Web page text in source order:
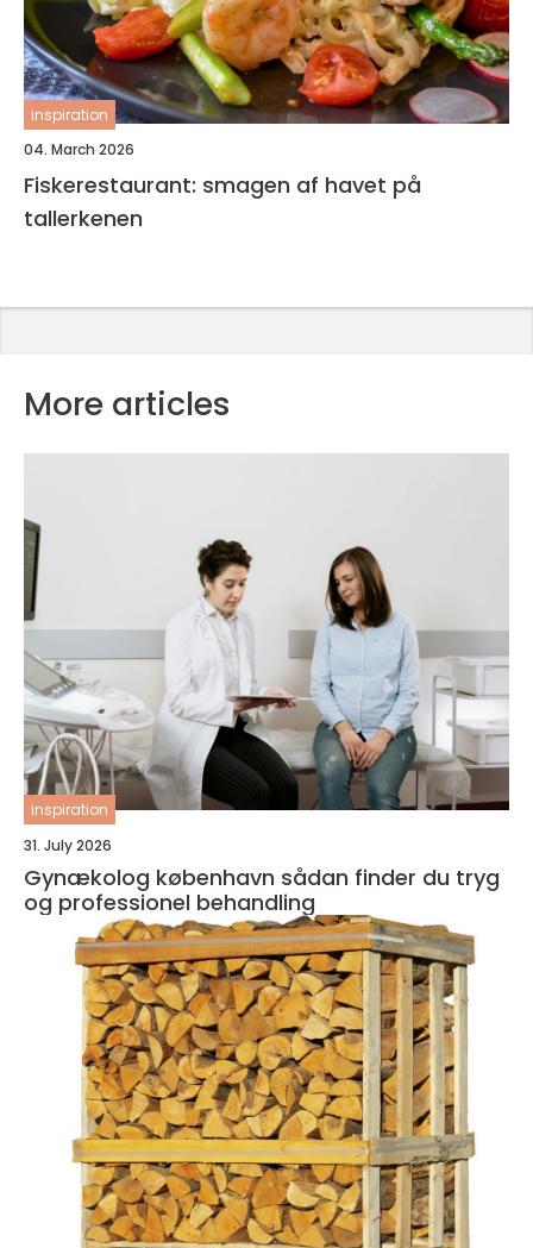
inspiration
04. March 2026
Fiskerestaurant: smagen af havet på
tallerkenen
More articles
inspiration
31. July 2026
Gynækolog københavn sådan finder du tryg
og professionel behandling